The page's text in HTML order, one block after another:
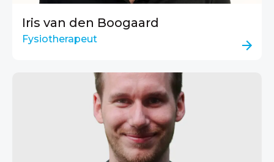
Iris van den Boogaard
Fysiotherapeut